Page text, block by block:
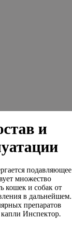
и
подавляющее
множество
кошек и собак от
в дальнейшем.
препаратов
Инспектор.